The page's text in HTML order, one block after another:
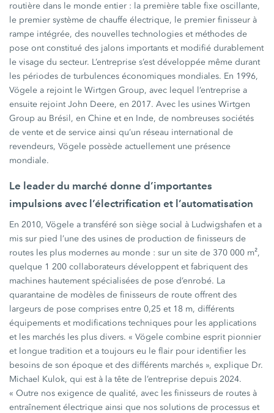
routière dans le monde entier : la première table fixe oscillante,
le premier système de chauffe électrique, le premier finisseur à
rampe intégrée, des nouvelles technologies et méthodes de
pose ont constitué des jalons importants et modifié durablement
le visage du secteur. L’entreprise s’est développée même durant
les périodes de turbulences économiques mondiales. En 1996,
Vögele a rejoint le Wirtgen Group, avec lequel l’entreprise a
ensuite rejoint John Deere, en 2017. Avec les usines Wirtgen
Group au Brésil, en Chine et en Inde, de nombreuses sociétés
de vente et de service ainsi qu’un réseau international de
revendeurs, Vögele possède actuellement une présence
mondiale.
Le leader du marché donne d’importantes
impulsions avec l’électrification et l’automatisation
En 2010, Vögele a transféré son siège social à Ludwigshafen et a
mis sur pied l’une des usines de production de finisseurs de
routes les plus modernes au monde : sur un site de 370 000 m²,
quelque 1 200 collaborateurs développent et fabriquent des
machines hautement spécialisées de pose d’enrobé. La
quarantaine de modèles de finisseurs de route offrent des
largeurs de pose comprises entre 0,25 et 18 m, différents
équipements et modifications techniques pour les applications
et les marchés les plus divers. « Vögele combine esprit pionnier
et longue tradition et a toujours eu le flair pour identifier les
besoins de son époque et des différents marchés », explique Dr.
Michael Kulok, qui est à la tête de l’entreprise depuis 2024.
« Outre nos exigence de qualité, avec les finisseurs de routes à
entraînement électrique ainsi que nos solutions de processus et